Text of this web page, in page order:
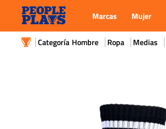
Marcas Mujer
Hombre Ropa Medias